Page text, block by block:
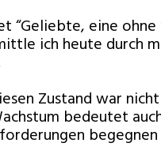
“Geliebte, eine ohne
ich heute durch
Zustand war
bedeutet